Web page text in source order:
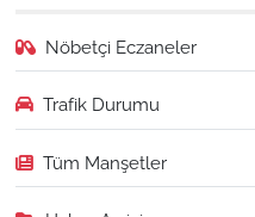
Nöbetçi Eczaneler
Trafik Durumu
Tüm Manşetler